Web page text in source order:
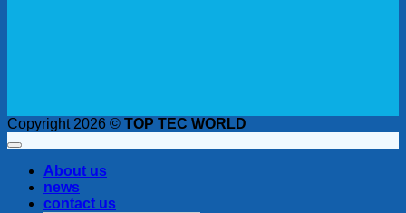
Copyright 2026 © TOP TEC WORLD
About us
news
contact us